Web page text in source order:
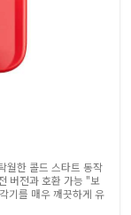
월한 콜드 스타트 ​​동작
버전과 호환 가능 "보
기를 매우 깨끗하게 유